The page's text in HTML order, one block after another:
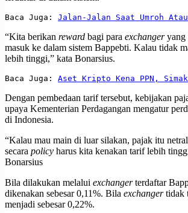
Baca Juga: Jalan-Jalan Saat Umroh
“Kita berikan reward bagi para exchangeryang
masuk ke dalam sistem Bappebti. Kalau tidak
lebih tinggi,” kata Bonarsius.
Baca Juga: Aset Kripto Kena PPN,
Dengan pembedaan tarif tersebut, kebijakan
upaya Kementerian Perdagangan mengatur
di Indonesia.
“Kalau mau main di luar silakan, pajak itu
secara policy harus kita kenakan tarif lebih
Bonarsius
Bila dilakukan melalui exchangerterdaftar
dikenakan sebesar 0,11%. Bila exchangertidak
menjadi sebesar 0,22%.